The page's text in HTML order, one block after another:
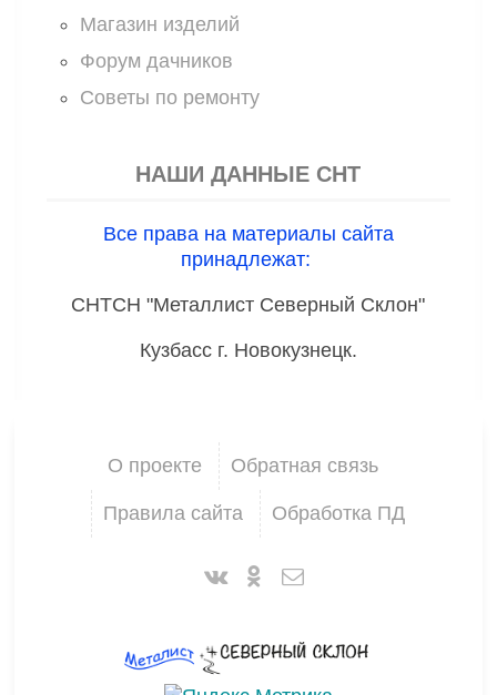
Магазин изделий
Форум дачников
Советы по ремонту
НАШИ ДАННЫЕ СНТ
Все права на материалы сайта
принадлежат:
СНТСН "Металлист Северный Склон"
Кузбасс г. Новокузнецк.
О проекте Обратная связь
Правила сайта Обработка ПД